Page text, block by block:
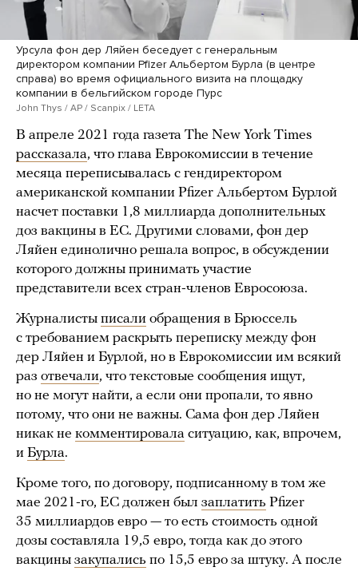
Урсула фон дер Ляйен беседует с генеральным
директором компании Pfizer Альбертом Бурла (в центре
справа) во время официального визита на площадку
компании в бельгийском городе Пурс
John Thys / AP / Scanpix / LETA
В апреле 2021 года газета The New York Times
рассказала, что глава Еврокомиссии в течение
месяца переписывалась с гендиректором
американской компании Pfizer Альбертом Бурлой
насчет поставки 1,8 миллиарда дополнительных
доз вакцины в ЕС. Другими словами, фон дер
Ляйен единолично решала вопрос, в обсуждении
которого должны принимать участие
представители всех стран-членов Евросоюза.
Журналисты писали обращения в Брюссель
с требованием раскрыть переписку между фон
дер Ляйен и Бурлой, но в Еврокомиссии им всякий
раз отвечали, что текстовые сообщения ищут,
но не могут найти, а если они пропали, то явно
потому, что они не важны. Сама фон дер Ляйен
никак не комментировала ситуацию, как, впрочем,
и Бурла.
Кроме того, по договору, подписанному в том же
мае 2021-го, ЕС должен был заплатить Pfizer
35 миллиардов евро — то есть стоимость одной
дозы составляла 19,5 евро, тогда как до этого
вакцины закупались по 15,5 евро за штуку. А после